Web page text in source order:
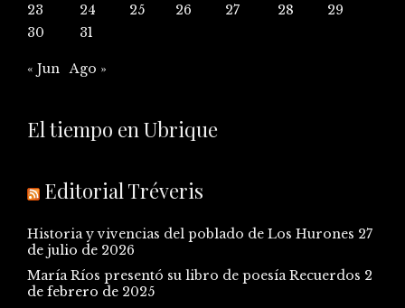
23
24 25 26 27 28
29
30
31
« Jun Ago »
El tiempo en Ubrique
Editorial Tréveris
Historia y vivencias del poblado de Los Hurones 27
de julio de 2026
María Ríos presentó su libro de poesía Recuerdos 2
de febrero de 2025